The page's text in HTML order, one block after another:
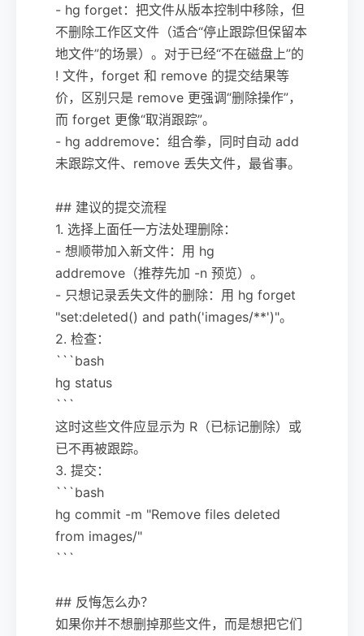
- hg forget：把文件从版本控制中移除，但
不删除工作区文件（适合“停止跟踪但保留本
地文件”的场景）。对于已经“不在磁盘上”的
! 文件，forget 和 remove 的提交结果等
价，区别只是 remove 更强调“删除操作”，
而 forget 更像“取消跟踪”。
- hg addremove：组合拳，同时自动 add
未跟踪文件、remove 丢失文件，最省事。
## 建议的提交流程
1. 选择上面任一方法处理删除：
- 想顺带加入新文件：用 hg
addremove（推荐先加 -n 预览）。
- 只想记录丢失文件的删除：用 hg forget
"set:deleted() and path('images/**')"。
2. 检查：
```bash
hg status
```
这时这些文件应显示为 R（已标记删除）或
已不再被跟踪。
3. 提交：
```bash
hg commit -m "Remove files deleted
from images/"
```
## 反悔怎么办？
如果你并不想删掉那些文件，而是想把它们